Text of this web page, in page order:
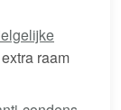
raam